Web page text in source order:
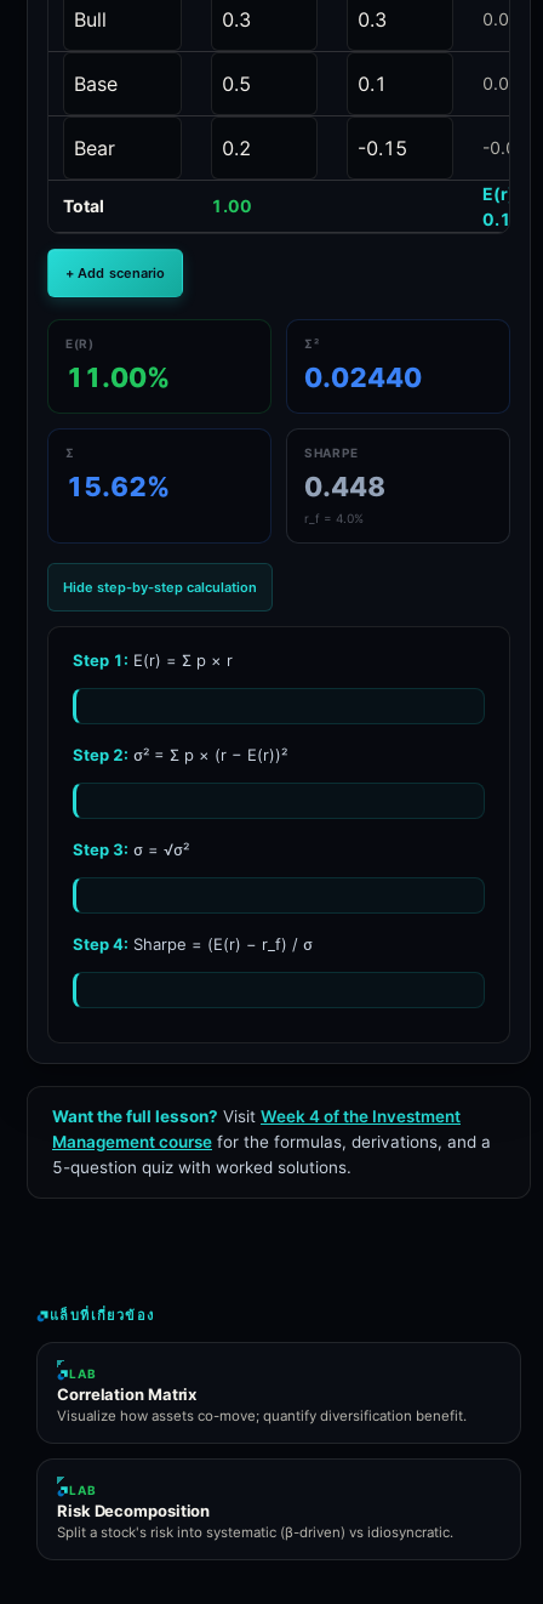
0.0900
0.0500
-
Total 1.00
E(r) =
+ Add scenario
E(R)
11.00%
Σ²
0.02440
Σ
15.62%
SHARPE
0.448
r_f = 4.0%
Hide step-by-step calculation
Step 1: E(r) = Σ p × r
Step 2: σ² = Σ p × (r − E(r))²
Step 3: σ = √σ²
Step 4: Sharpe = (E(r) − r_f) / σ
Want the full lesson? Visit Week 4 of the Investment
Management course for the formulas, derivations, and a
5-question quiz with worked solutions.
แล็บที่เกี่ยวข้อง
LAB
Correlation Matrix
Visualize how assets co-move; quantify diversification benefit.
LAB
Risk Decomposition
Split a stock's risk into systematic (β-driven) vs idiosyncratic.